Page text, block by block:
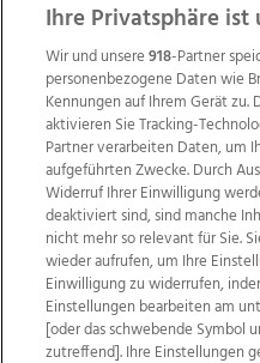
Wir über uns
Datenschutz
Ihre Privatsphäre
Wir und unsere918-Partner
personenbezogene Daten wie
Kennungen auf Ihrem Gerät
aktivieren Sie Tracking-
Partner verarbeiten Daten, um
aufgeführten Zwecke. Durch
Widerruf Ihrer Einwilligung
deaktiviert sind, sind manche
nicht mehr so relevant für Sie.
wieder aufrufen, um Ihre
Einwilligung zu widerrufen,
Einstellungen bearbeiten am
[oder das schwebende Symbol
zutreffend]. Ihre Einstellungen